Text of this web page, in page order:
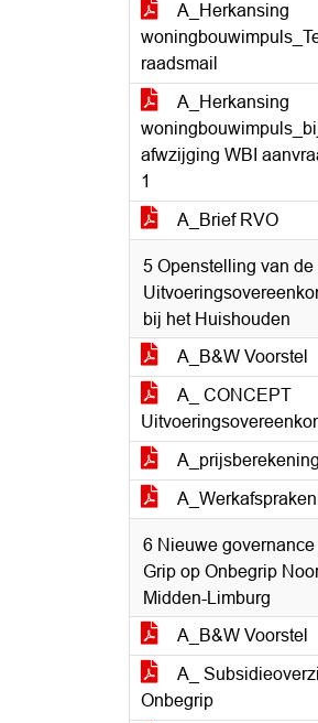
A_Herkansing
raadsmail
A_Herkansing
afwzijging WBI
1
A_Brief RVO
5 Openstelling van de
bij het Huishouden
A_B&W Voorstel
A_ CONCEPT
A_prijsberekening
6 Nieuwe governance
Grip op Onbegrip
Midden-Limburg
A_B&W Voorstel
A_
Onbegrip